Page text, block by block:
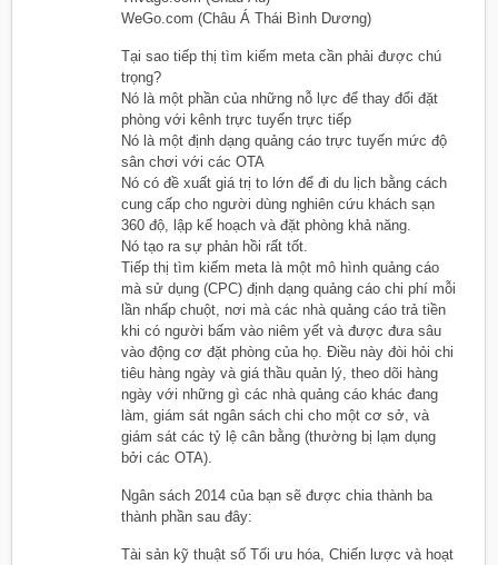
WeGo.com (Châu Á Thái Bình Dương)
Tại sao tiếp thị tìm kiếm meta cần phải được chú
trọng?
Nó là một phần của những nỗ lực để thay đổi đặt
phòng với kênh trực tuyến trực tiếp
Nó là một định dạng quảng cáo trực tuyến mức độ
sân chơi với các OTA
Nó có đề xuất giá trị to lớn để đi du lịch bằng cách
cung cấp cho người dùng nghiên cứu khách sạn
360 độ, lập kế hoạch và đặt phòng khả năng.
Nó tạo ra sự phản hồi rất tốt.
Tiếp thị tìm kiếm meta là một mô hình quảng cáo
mà sử dụng (CPC) định dạng quảng cáo chi phí mỗi
lần nhấp chuột, nơi mà các nhà quảng cáo trả tiền
khi có người bấm vào niêm yết và được đưa sâu
vào động cơ đặt phòng của họ. Điều này đòi hỏi chi
tiêu hàng ngày và giá thầu quản lý, theo dõi hàng
ngày với những gì các nhà quảng cáo khác đang
làm, giám sát ngân sách chi cho một cơ sở, và
giám sát các tỷ lệ cân bằng (thường bị lạm dụng
bởi các OTA).
Ngân sách 2014 của bạn sẽ được chia thành ba
thành phần sau đây:
Tài sản kỹ thuật số Tối ưu hóa, Chiến lược và hoạt